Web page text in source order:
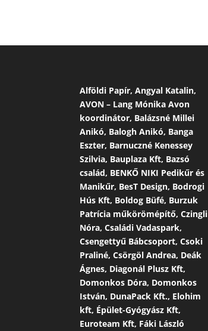
Alföldi Papír, Angyal Katalin,
AVON – Lang Mónika Avon
koordinátor, Balázsné Millei
Anikó, Balogh Anikó, Banga
Eszter, Barnuczné Kenessey
Szilvia, Bauplaza Kft, Bazsó
család, BENKŐ NIKI Pedikűr és
Manikűr, BesT Design, Bodrogi
Hús Kft, Boldog Büfé, Burzuk
Patrícia műkörömépítő, Czingli
Nóra, Családi Vadaspark,
Csengettyű Bábcsoport, Csoki
Praliné, Csörgöl Andrea, Deák
Ágnes, Diagonál Plusz Kft,
Domonkos Dóra, Domonkos
István, DunaPack Kft., Elohim
kft, Épület-Gyógyász Kft,
Euroteam Kft, Fáki László